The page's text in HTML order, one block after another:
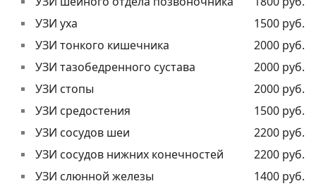
УЗИ уха
1500 руб.
УЗИ тонкого кишечника
2000 руб.
УЗИ тазобедренного сустава
2000 руб.
УЗИ стопы
2000 руб.
УЗИ средостения
1500 руб.
УЗИ сосудов шеи
2200 руб.
УЗИ сосудов нижних конечностей
2200 руб.
УЗИ слюнной железы
1400 руб.